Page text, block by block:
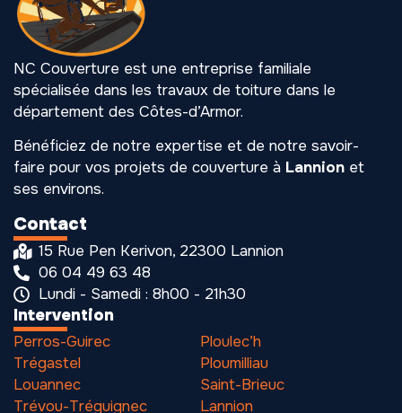
NC Couverture est une entreprise familiale
spécialisée dans les travaux de toiture dans le
département des Côtes-d’Armor.
Bénéficiez de notre expertise et de notre savoir-
faire pour vos projets de couverture à Lannion et
ses environs.
Intervention
Perros-Guirec
Trégastel
Louannec
Trévou-Tréguignec
Ploulec’h
Ploumilliau
Saint-Brieuc
Lannion
Contact
15 Rue Pen Kerivon, 22300 Lannion
06 04 49 63 48
Lundi - Samedi : 8h00 - 21h30